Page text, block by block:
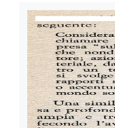
Aggregazione dei criteri